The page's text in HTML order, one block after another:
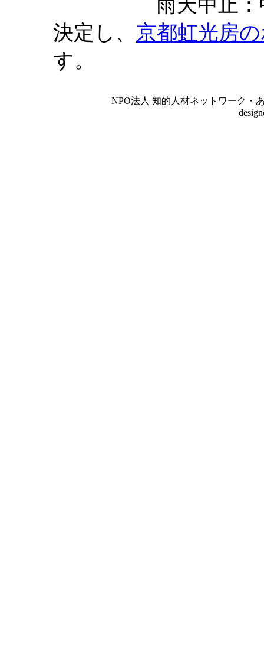
雨天中止：中止
決定し、 京都虹光房
す。
NPO法人 知的人材ネットワーク・